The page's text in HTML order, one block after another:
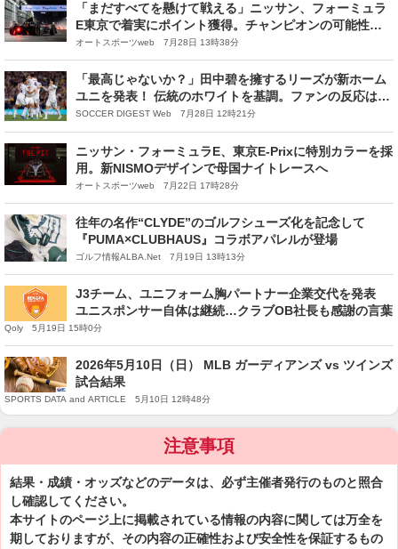
「まだすべてを懸けて戦える」ニッサン、フォーミュラ
E東京で着実にポイント獲得。チャンピオンの可能性を
残し最終戦へ
オートスポーツweb 7月28日 13時38分
「最高じゃないか？」田中碧を擁するリーズが新ホーム
ユニを発表！ 伝統のホワイトを基調。ファンの反応は
様々「去年の方が良かった」「結構好きだけどな」
SOCCER DIGEST Web 7月28日 12時21分
ニッサン・フォーミュラE、東京E-Prixに特別カラーを採
用。新NISMOデザインで母国ナイトレースへ
オートスポーツweb 7月22日 17時28分
往年の名作“CLYDE”のゴルフシューズ化を記念して
『PUMA×CLUBHAUS』コラボアパレルが登場
ゴルフ情報ALBA.Net 7月19日 13時13分
J3チーム、ユニフォーム胸パートナー企業交代を発表
ユニスポンサー自体は継続…クラブOB社長も感謝の言葉
Qoly 5月19日 15時0分
2026年5月10日（日） MLB ガーディアンズ vs ツインズ
試合結果
SPORTS DATA and ARTICLE 5月10日 12時48分
注意事項
結果・成績・オッズなどのデータは、必ず主催者発行のものと照合
し確認してください。
本サイトのページ上に掲載されている情報の内容に関しては万全を
期しておりますが、その内容の正確性および安全性を保証するもの